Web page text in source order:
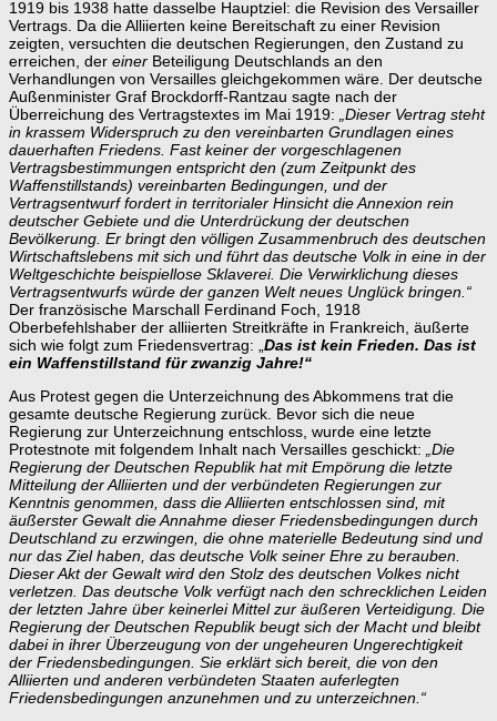
1919 bis 1938 hatte dasselbe Hauptziel: die Revision des Versailler
Vertrags. Da die Alliierten keine Bereitschaft zu einer Revision
zeigten, versuchten die deutschen Regierungen, den Zustand zu
erreichen, der einer Beteiligung Deutschlands an den
Verhandlungen von Versailles gleichgekommen wäre. Der deutsche
Außenminister Graf Brockdorff-Rantzau sagte nach der
Überreichung des Vertragstextes im Mai 1919:
„Dieser Vertrag steht
in krassem Widerspruch zu den vereinbarten Grundlagen eines
dauerhaften Friedens. Fast keiner der vorgeschlagenen
Vertragsbestimmungen entspricht den (zum Zeitpunkt des
Waffenstillstands) vereinbarten Bedingungen, und der
Vertragsentwurf fordert in territorialer Hinsicht die Annexion rein
deutscher Gebiete und die Unterdrückung der deutschen
Bevölkerung. Er bringt den völligen Zusammenbruch des deutschen
Wirtschaftslebens mit sich und führt das deutsche Volk in eine in der
Weltgeschichte beispiellose Sklaverei. Die Verwirklichung dieses
Vertragsentwurfs würde der ganzen Welt neues Unglück bringen.“
Der französische Marschall Ferdinand Foch, 1918
Oberbefehlshaber der alliierten Streitkräfte in Frankreich, äußerte
sich wie folgt zum Friedensvertrag: „ Das ist kein Frieden. Das ist
ein Waffenstillstand für zwanzig Jahre!“
Aus Protest gegen die Unterzeichnung des Abkommens trat die
gesamte deutsche Regierung zurück. Bevor sich die neue
Regierung zur Unterzeichnung entschloss, wurde eine letzte
Protestnote mit folgendem Inhalt nach Versailles geschickt:
„Die
Regierung der Deutschen Republik hat mit Empörung die letzte
Mitteilung der Alliierten und der verbündeten Regierungen zur
Kenntnis genommen, dass die Alliierten entschlossen sind, mit
äußerster Gewalt die Annahme dieser Friedensbedingungen durch
Deutschland zu erzwingen, die ohne materielle Bedeutung sind und
nur das Ziel haben, das deutsche Volk seiner Ehre zu berauben.
Dieser Akt der Gewalt wird den Stolz des deutschen Volkes nicht
verletzen. Das deutsche Volk verfügt nach den schrecklichen Leiden
der letzten Jahre über keinerlei Mittel zur äußeren Verteidigung. Die
Regierung der Deutschen Republik beugt sich der Macht und bleibt
dabei in ihrer Überzeugung von der ungeheuren Ungerechtigkeit
der Friedensbedingungen. Sie erklärt sich bereit, die von den
Alliierten und anderen verbündeten Staaten auferlegten
Friedensbedingungen anzunehmen und zu unterzeichnen.“